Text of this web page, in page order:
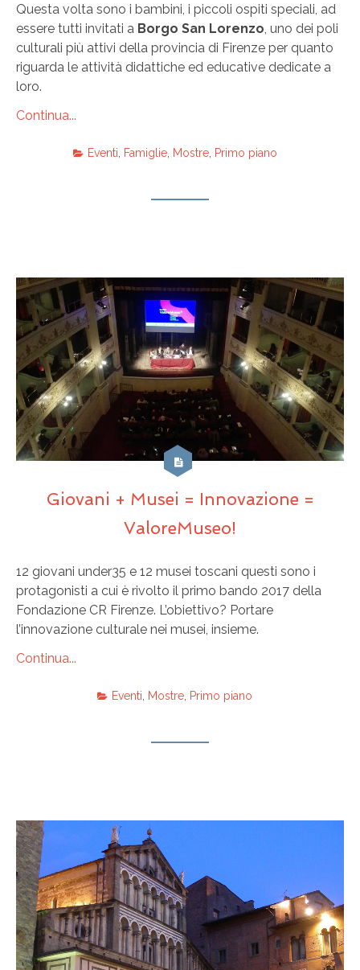
Questa volta sono i bambini, i piccoli ospiti speciali, ad
essere tutti invitati a Borgo San Lorenzo , uno dei poli
culturali più attivi della provincia di Firenze per quanto
riguarda le attività didattiche ed educative dedicate a
loro.
Continua...
Eventi Famiglie, Mostre, Primo piano
Giovani + Musei = Innovazione =
ValoreMuseo!
12 giovani under35 e 12 musei toscani questi sono i
protagonisti a cui è rivolto il primo bando 2017 della
Fondazione CR Firenze. L’obiettivo? Portare
l’innovazione culturale nei musei, insieme.
Continua...
Eventi, Mostre, Primo piano